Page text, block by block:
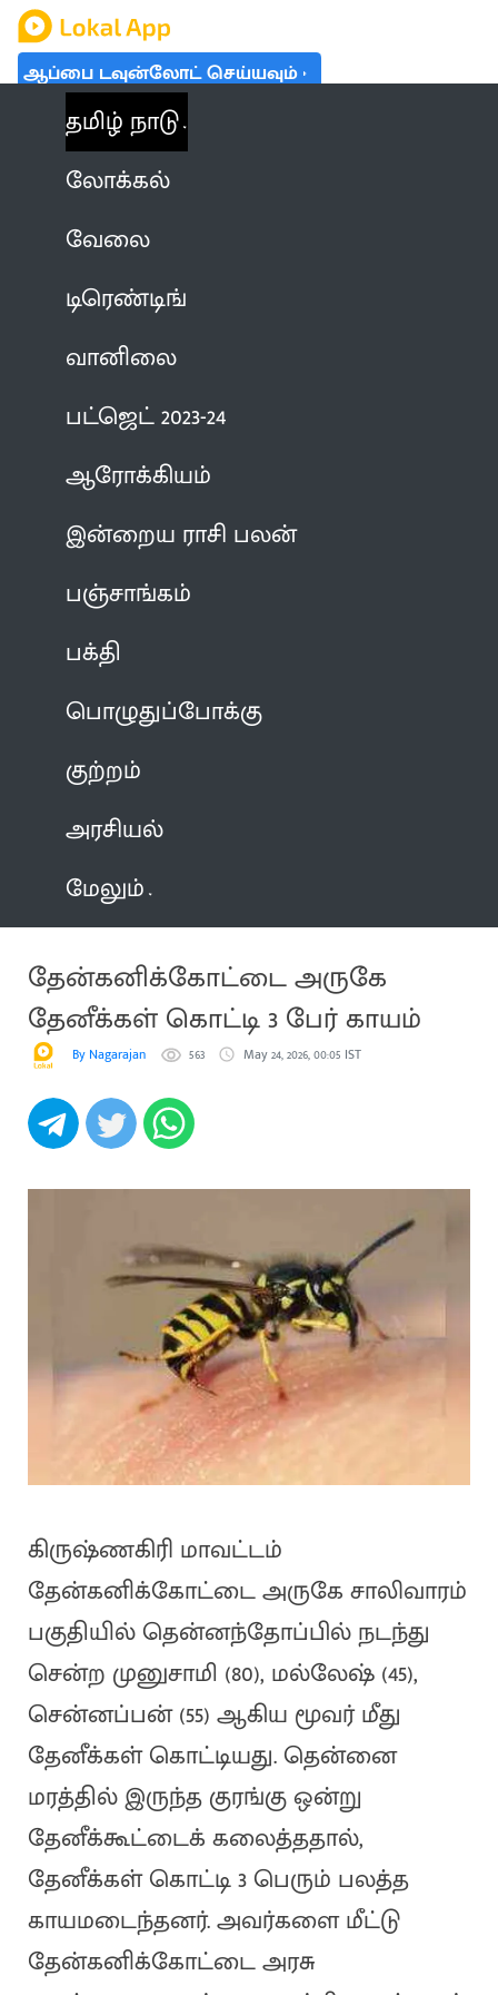
ஆப்பை டவுன்லோட் செய்யவும்
தமிழ் நாடு
லோக்கல்
வேலை
டிரெண்டிங்
வானிலை
பட்ஜெட் 2023-24
ஆரோக்கியம்
இன்றைய ராசி பலன்
பஞ்சாங்கம்
பக்தி
பொழுதுப்போக்கு
குற்றம்
அரசியல்
மேலும்
தேன்கனிக்கோட்டை அருகே
தேனீக்கள் கொட்டி 3 பேர் காயம்
By Nagarajan 563 May 24, 2026, 00:05 IST
கிருஷ்ணகிரி மாவட்டம்
தேன்கனிக்கோட்டை அருகே சாலிவாரம்
பகுதியில் தென்னந்தோப்பில் நடந்து
சென்ற முனுசாமி (80), மல்லேஷ் (45),
சென்னப்பன் (55) ஆகிய மூவர் மீது
தேனீக்கள் கொட்டியது. தென்னை
மரத்தில் இருந்த குரங்கு ஒன்று
தேனீக்கூட்டைக் கலைத்ததால்,
தேனீக்கள் கொட்டி 3 பெரும் பலத்த
காயமடைந்தனர். அவர்களை மீட்டு
தேன்கனிக்கோட்டை அரசு